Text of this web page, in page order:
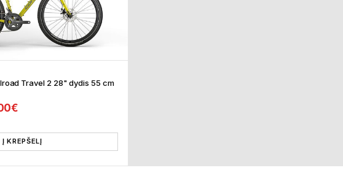
Travel 2 28" dydis 55 cm
price was: 1.299,00€.
€Current price is: 1.099,00€.
Į KREPŠELĮ